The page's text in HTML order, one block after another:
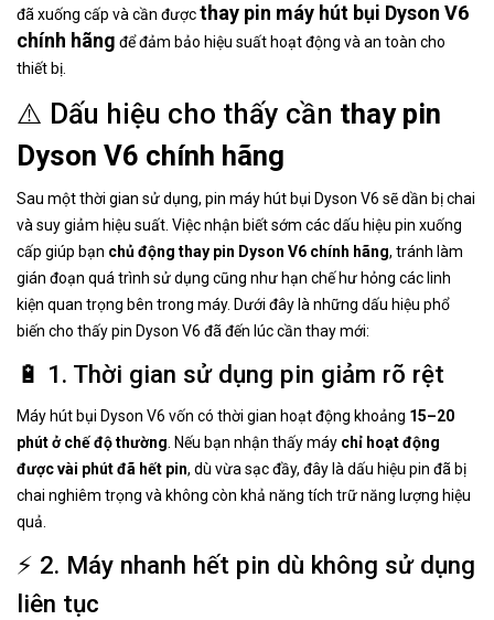
đã xuống cấp và cần đượcthay pin máy hút bụi Dyson V6
chính hãng để đảm bảo hiệu suất hoạt động và an toàn cho
thiết bị.
⚠️ Dấu hiệu cho thấy cần thay pin
Dyson V6 chính hãng
Sau một thời gian sử dụng, pin máy hút bụi Dyson V6 sẽ dần bị chai
và suy giảm hiệu suất. Việc nhận biết sớm các dấu hiệu pin xuống
cấp giúp bạn chủ động thay pin Dyson V6 chính hãng, tránh làm
gián đoạn quá trình sử dụng cũng như hạn chế hư hỏng các linh
kiện quan trọng bên trong máy. Dưới đây là những dấu hiệu phổ
biến cho thấy pin Dyson V6 đã đến lúc cần thay mới:
🔋 1. Thời gian sử dụng pin giảm rõ rệt
Máy hút bụi Dyson V6 vốn có thời gian hoạt động khoảng 15–20
phút ở chế độ thường. Nếu bạn nhận thấy máy chỉ hoạt động
được vài phút đã hết pin, dù vừa sạc đầy, đây là dấu hiệu pin đã bị
chai nghiêm trọng và không còn khả năng tích trữ năng lượng hiệu
quả.
⚡ 2. Máy nhanh hết pin dù không sử dụng
liên tục